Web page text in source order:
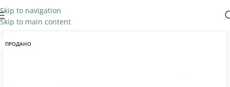
Skip to navigation
Skip to main content
ПРОДАНО